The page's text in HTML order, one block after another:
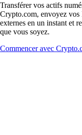
Transférer vos actifs
Crypto.com, envoyez vos
externes en un instant et
que vous soyez.
Commencer avec